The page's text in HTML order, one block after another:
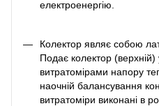
електроенергію.
Колектор являє собою
Подає колектор
витратомірами напору
наочній балансування
витратоміри виконані в